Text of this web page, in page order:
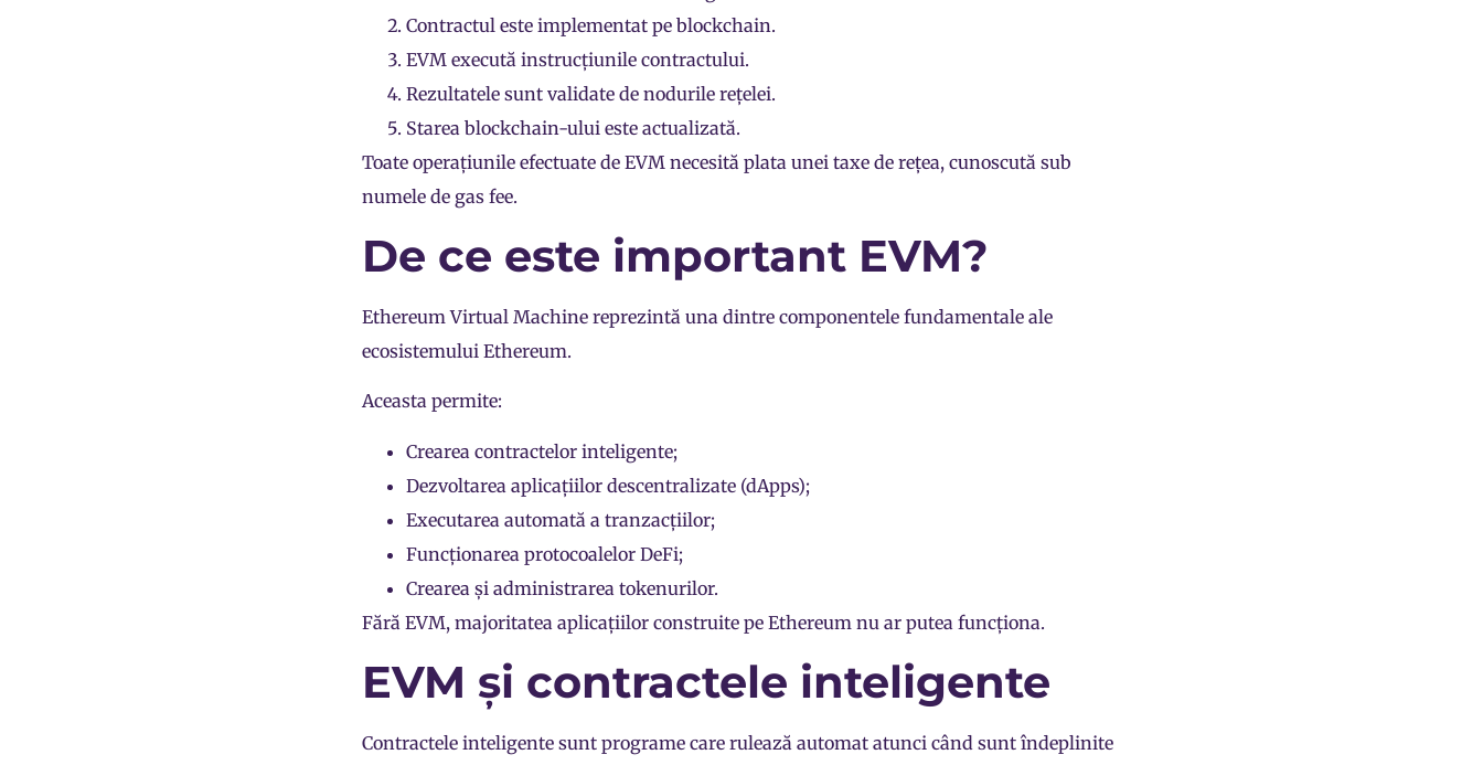
Contractul este implementat pe blockchain.
EVM execută instrucțiunile contractului.
Rezultatele sunt validate de nodurile rețelei.
Starea blockchain-ului este actualizată.
Toate operațiunile efectuate de EVM necesită plata unei taxe de rețea, cunoscută sub
numele de gas fee.
De ce este important EVM?
Ethereum Virtual Machine reprezintă una dintre componentele fundamentale ale
ecosistemului Ethereum.
Aceasta permite:
Crearea contractelor inteligente;
Dezvoltarea aplicațiilor descentralizate (dApps);
Executarea automată a tranzacțiilor;
Funcționarea protocoalelor DeFi;
Crearea și administrarea tokenurilor.
Fără EVM, majoritatea aplicațiilor construite pe Ethereum nu ar putea funcționa.
EVM și contractele inteligente
Contractele inteligente sunt programe care rulează automat atunci când sunt îndeplinite